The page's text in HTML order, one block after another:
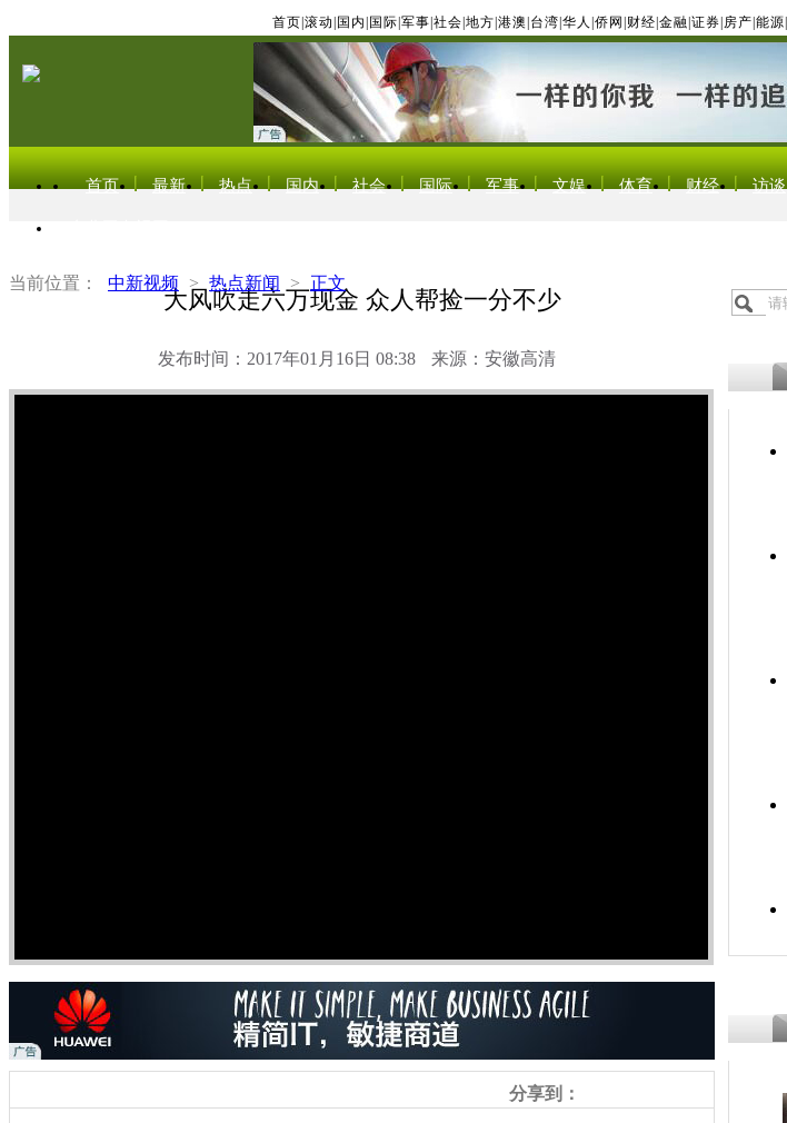
首页 滚动 国内 国际 军事 社会 地方 港澳 台湾 华人 侨网 财经 金融 证券 房产 能源
首页 最新 热点 国内 社会 国际 军事 文娱 体育 财经 访谈
当前位置： 中新视频 > 热点新闻 > 正文
大风吹走六万现金 众人帮捡一分不少
发布时间：2017年01月16日 08:38 来源：安徽高清
分享到：